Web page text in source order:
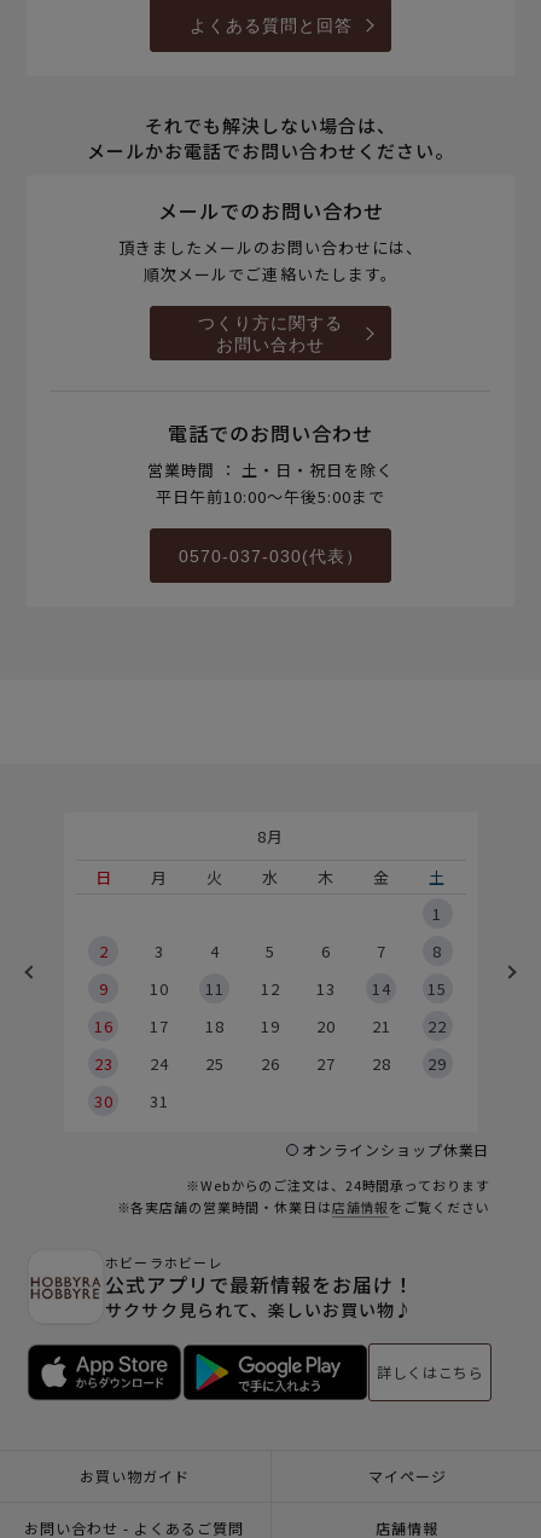
よくある質問と回答
それでも解決しない場合は、
メールかお電話でお問い合わせください。
メールでのお問い合わせ
頂きましたメールのお問い合わせには、
順次メールでご連絡いたします。
つくり方に関する
お問い合わせ
電話でのお問い合わせ
営業時間 ： 土・日・祝日を除く
平日午前10:00～午後5:00まで
0570-037-030(代表）
8月
日
月 火 水 木 金
土
1
2
3 4 5 6 7
8
9
10 11 12 13 14
15
16
17 18 19 20 21
22
23
24 25 26 27 28
29
30
31
オンラインショップ休業日
※Webからのご注文は、24時間承っております
※各実店舗の営業時間・休業日は店舗情報をご覧ください
ホビーラホビーレ
公式アプリで最新情報をお届け！
サクサク見られて、楽しいお買い物♪
詳しくはこちら
お買い物ガイド マイページ
お問い合わせ - よくあるご質問 店舗情報